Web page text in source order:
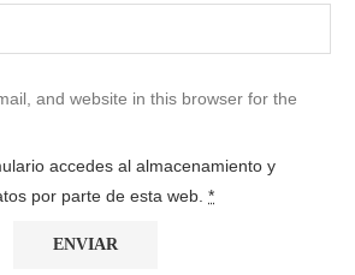
and website in this browser for the
accedes al almacenamiento y
por parte de esta web. *